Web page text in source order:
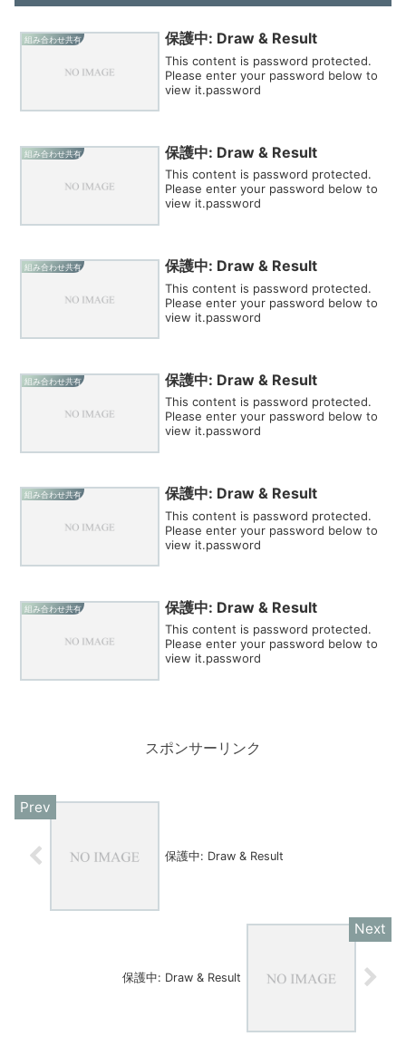
組み合わせ共有 保護中: Draw & Result
This content is password protected.
Please enter your password below to
view it.password
組み合わせ共有 保護中: Draw & Result
This content is password protected.
Please enter your password below to
view it.password
組み合わせ共有 保護中: Draw & Result
This content is password protected.
Please enter your password below to
view it.password
組み合わせ共有 保護中: Draw & Result
This content is password protected.
Please enter your password below to
view it.password
組み合わせ共有 保護中: Draw & Result
This content is password protected.
Please enter your password below to
view it.password
組み合わせ共有 保護中: Draw & Result
This content is password protected.
Please enter your password below to
view it.password
スポンサーリンク
保護中: Draw & Result
保護中: Draw & Result